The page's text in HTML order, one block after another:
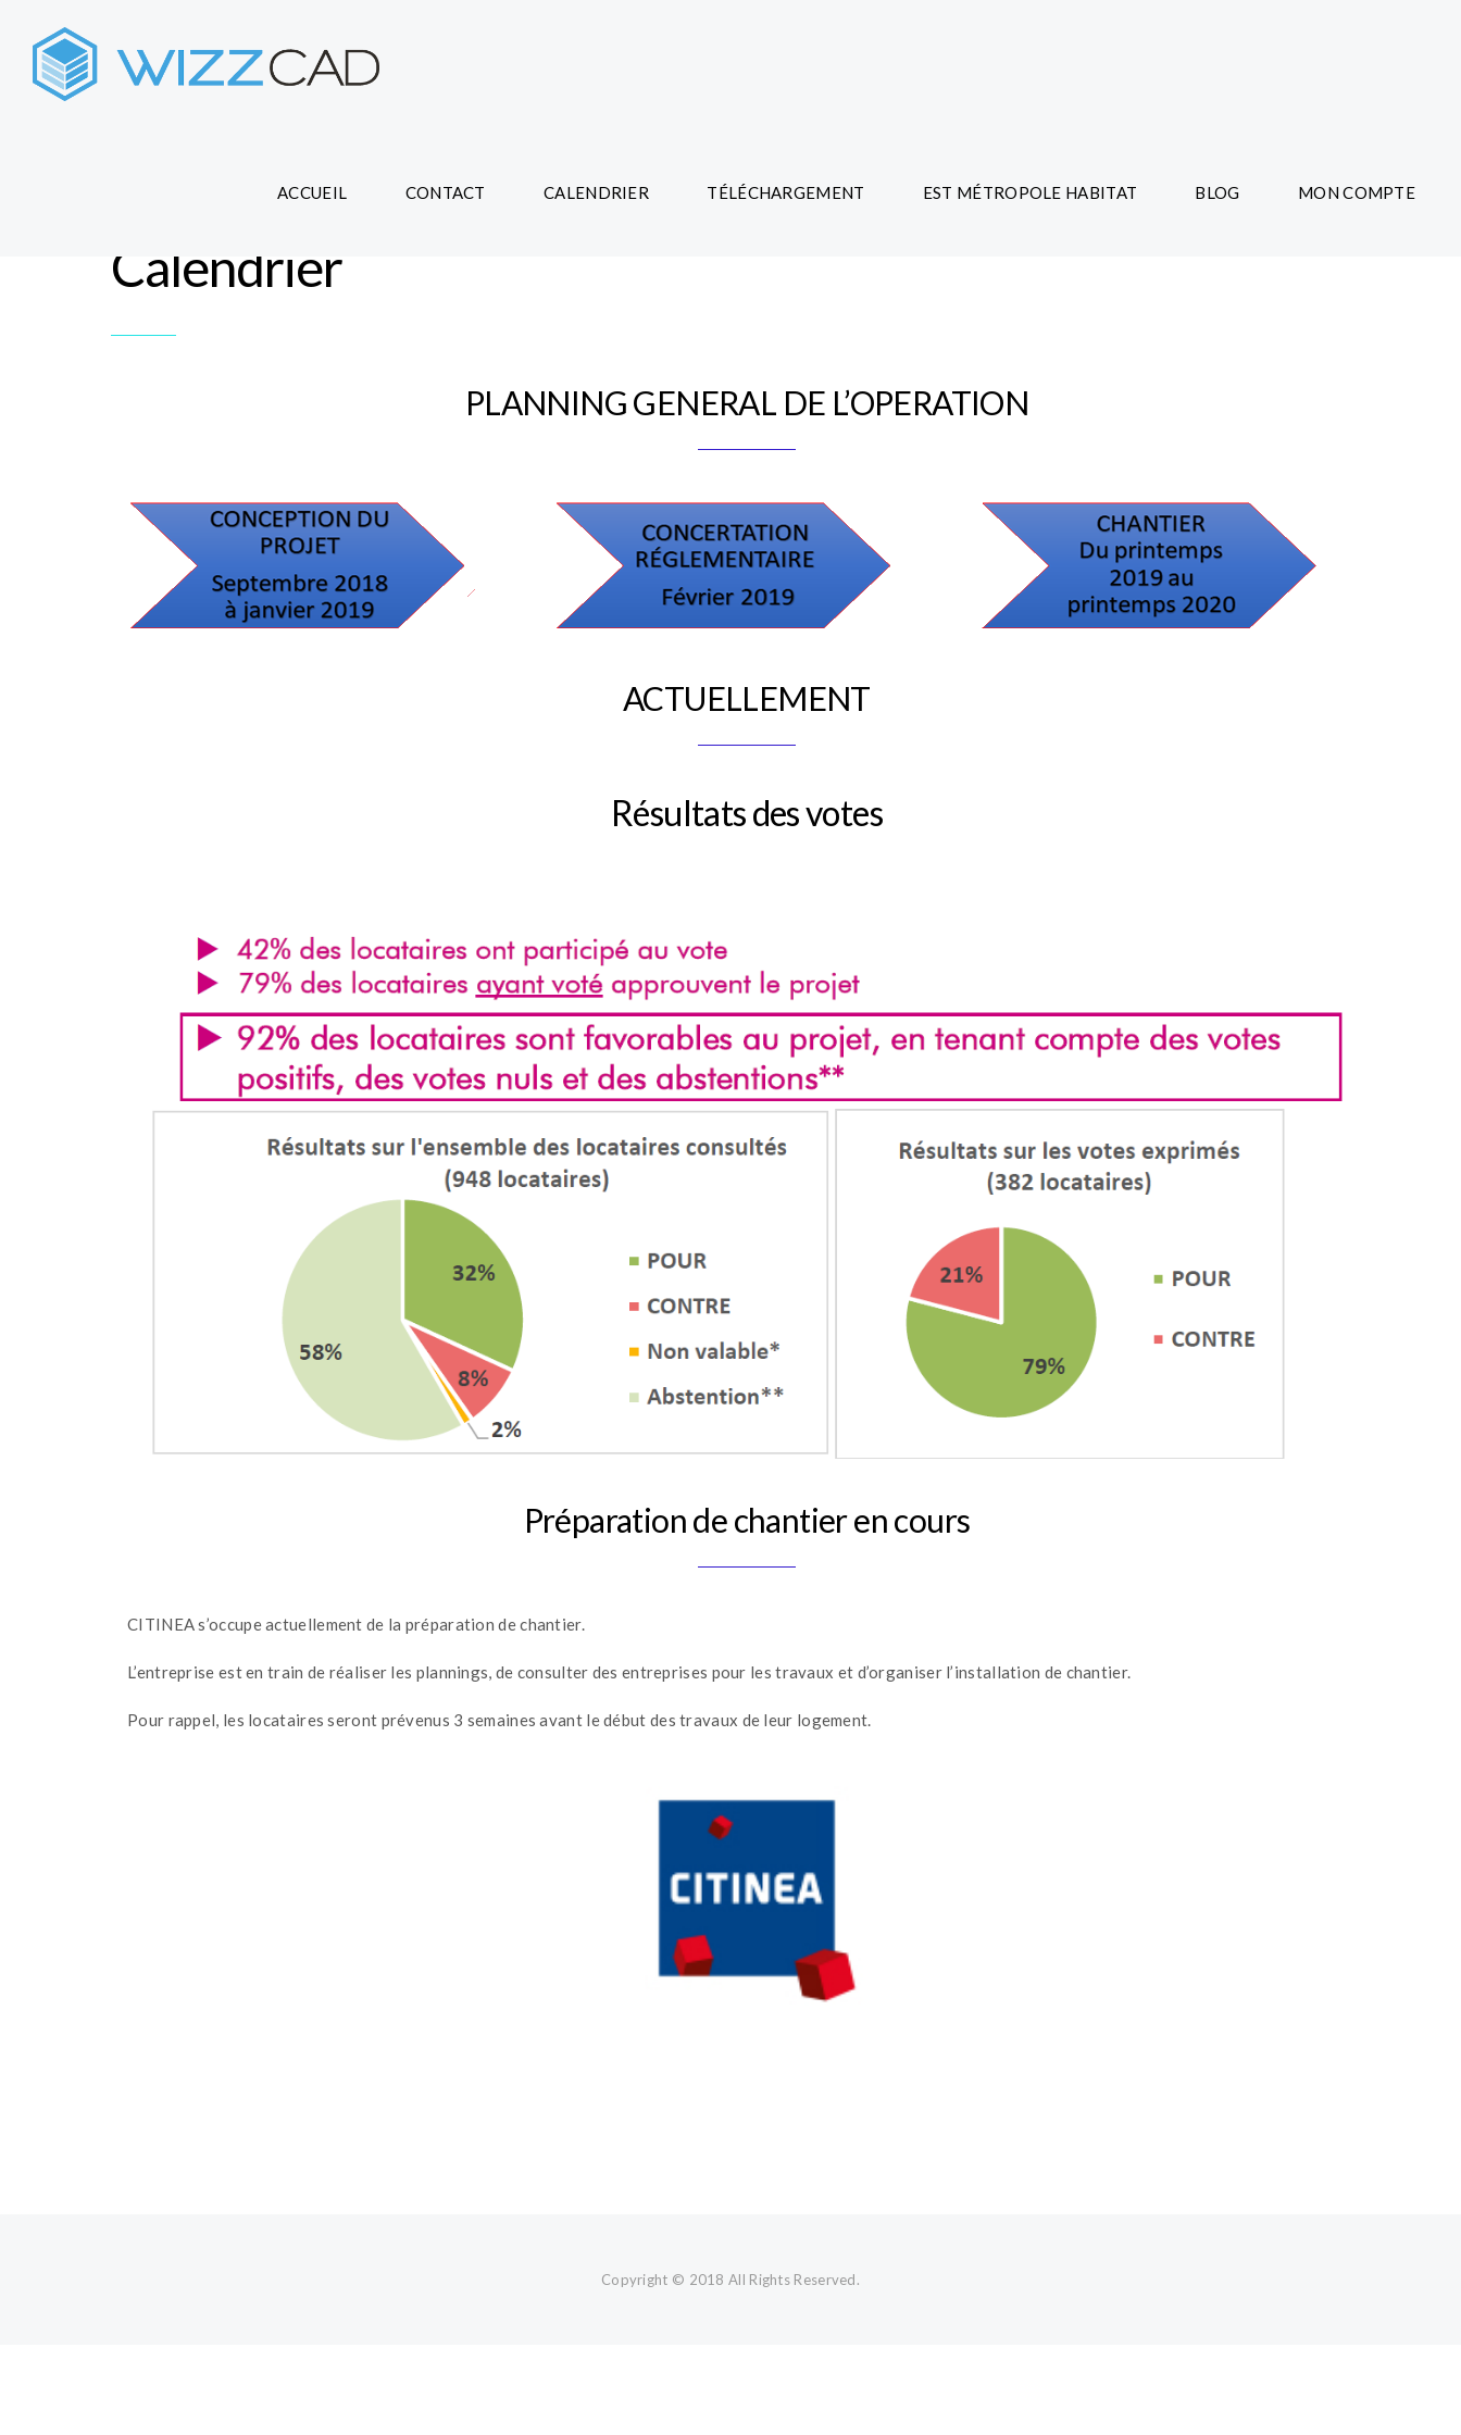
ACCUEIL CONTACT CALENDRIER TÉLÉCHARGEMENT EST MÉTROPOLE HABITAT BLOG MON COMPTE
Calendrier
PLANNING GENERAL DE L’OPERATION
ACTUELLEMENT
Résultats des votes
Préparation de chantier en cours
CITINEA s’occupe actuellement de la préparation de chantier.
L’entreprise est en train de réaliser les plannings, de consulter des entreprises pour les travaux et d’organiser l’installation de chantier.
Pour rappel, les locataires seront prévenus 3 semaines avant le début des travaux de leur logement.
Copyright © 2018 All Rights Reserved.